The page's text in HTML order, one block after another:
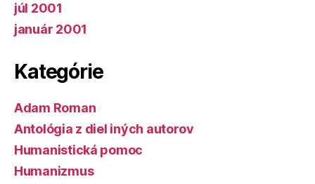
júl 2001
január 2001
Kategórie
Adam Roman
Antológia z diel iných autorov
Humanistická pomoc
Humanizmus